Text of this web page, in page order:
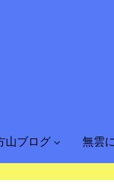
山ブログ 無雲